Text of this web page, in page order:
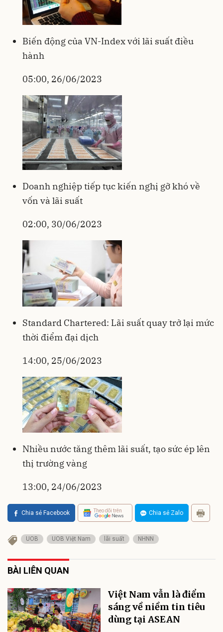
Biến động của VN-Index với lãi suất điều
hành
05:00, 26/06/2023
Doanh nghiệp tiếp tục kiến nghị gỡ khó về
vốn và lãi suất
02:00, 30/06/2023
Standard Chartered: Lãi suất quay trở lại mức
thời điểm đại dịch
14:00, 25/06/2023
Nhiều nước tăng thêm lãi suất, tạo sức ép lên
thị trường vàng
13:00, 24/06/2023
Chia sẻ Facebook Theo dõi trên Chia sẻ Zalo
UOB UOB Việt Nam lãi suất NHNN
BÀI LIÊN QUAN
Việt Nam vẫn là điểm
sáng về niềm tin tiêu
dùng tại ASEAN